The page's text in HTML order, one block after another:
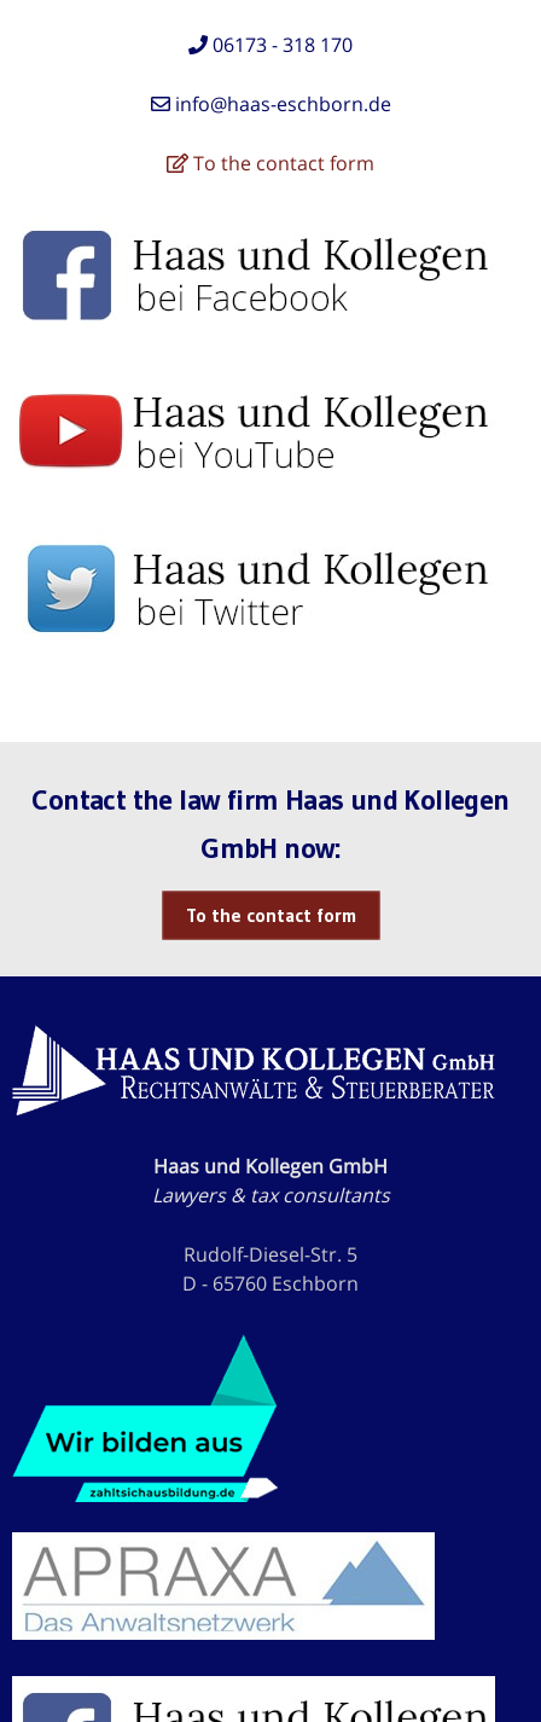
06173 - 318 170
info@haas-eschborn.de
To the contact form
Contact the law firm Haas und Kollegen
GmbH now:
To the contact form
Haas und Kollegen GmbH
Lawyers & tax consultants
Rudolf-Diesel-Str. 5
D - 65760 Eschborn